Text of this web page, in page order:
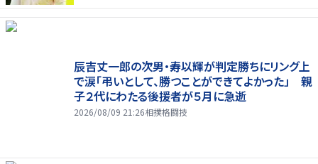
辰吉丈一郎の次男・寿以輝が判定勝ちにリング上
で涙「弔いとして、勝つことができてよかった」 親
子２代にわたる後援者が５月に急逝
2026/08/09 21:26相撲格闘技